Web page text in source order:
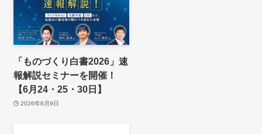
「ものづくり白書2026」速
報解説セミナーを開催！
【6月24・25・30日】
2026年6月9日